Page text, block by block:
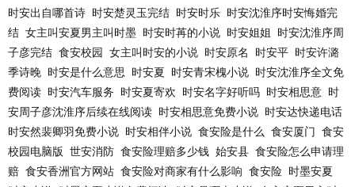
时安出自哪首诗 时安楚灵玉完结 时安时乐 时安沈淮序时安悔婚完
结 女主叫安夏男主叫时墨 时安时苒的小说 时安姐姐
时安沈淮序周
子彦完结 食安校园 女主叫时安的小说 时安原名 时安平 时安许潞
季诗晚 时安是什么意思 时安夏 时安青宋槐小说 时安沈淮序全文免
费阅读 时安汽车服务 时安夏寄欢 时安名字好听吗 时安相思意 时
安周子彦沈淮序后续在线阅读 时安相思意免费小说 时安达快递电话
时安然裴卿羽免费小说 时安相伴小说 食安险是什么 食安厦门 食安
校园电脑版 世安消防 食安险理赔多少钱 始安县 食安险怎么申请理
赔 食安香洲官方网站 食安险对商家有什么影响 食安险 时墨安夏